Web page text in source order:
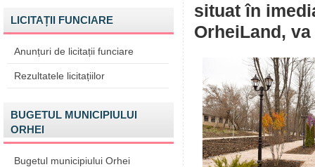
LICITAȚII FUNCIARE
Anunțuri de licitații funciare
Rezultatele licitațiilor
BUGETUL MUNICIPIULUI
ORHEI
Bugetul municipiului Orhei
situat în
OrheiLand,